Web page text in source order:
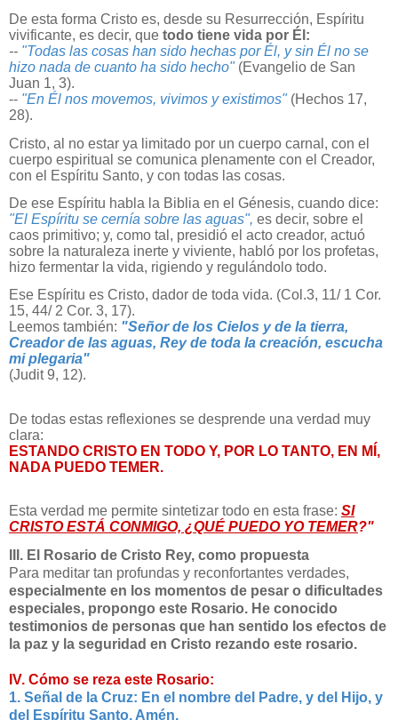
De esta forma Cristo es, desde su Resurrección, Espíritu
vivificante, es decir, que todo tiene vida por Él:
-- "Todas las cosas han sido hechas por Él, y sin Él no se
hizo nada de cuanto ha sido hecho"(Evangelio de San
Juan 1, 3).
-- "En Él nos movemos, vivimos y existimos" (Hechos 17,
28).
Cristo, al no estar ya limitado por un cuerpo carnal, con el
cuerpo espiritual se comunica plenamente con el Creador,
con el Espíritu Santo, y con todas las cosas.
De ese Espíritu habla la Biblia en el Génesis, cuando dice:
"El Espíritu se cernía sobre las aguas", es decir, sobre el
caos primitivo; y, como tal, presidió el acto creador, actuó
sobre la naturaleza inerte y viviente, habló por los profetas,
hizo fermentar la vida, rigiendo y regulándolo todo.
Ese Espíritu es Cristo, dador de toda vida. (Col.3, 11/ 1 Cor.
15, 44/ 2 Cor. 3, 17).
Leemos también: "Señor de los Cielos y de la tierra,
Creador de las aguas, Rey de toda la creación, escucha
mi plegaria"
(Judit 9, 12).
De todas estas reflexiones se desprende una verdad muy
clara:
ESTANDO CRISTO EN TODO Y, POR LO TANTO, EN MÍ,
NADA PUEDO TEMER.
Esta verdad me permite sintetizar todo en esta frase: SI
CRISTO ESTÁ CONMIGO, ¿QUÉ PUEDO YO TEMER?"
III. El Rosario de Cristo Rey, como propuesta
Para meditar tan profundas y reconfortantes verdades,
especialmente en los momentos de pesar o dificultades
especiales, propongo este Rosario. He conocido
testimonios de personas que han sentido los efectos de
la paz y la seguridad en Cristo rezando este rosario.
IV. Cómo se reza este Rosario:
1. Señal de la Cruz: En el nombre del Padre, y del Hijo, y
del Espíritu Santo, Amén.